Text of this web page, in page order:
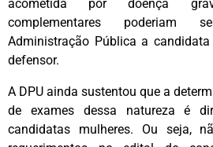
acometida por doença
complementares poderiam
Administração Pública a candidata
defensor.
A DPU ainda sustentou que a
de exames dessa natureza é
candidatas mulheres. Ou seja,